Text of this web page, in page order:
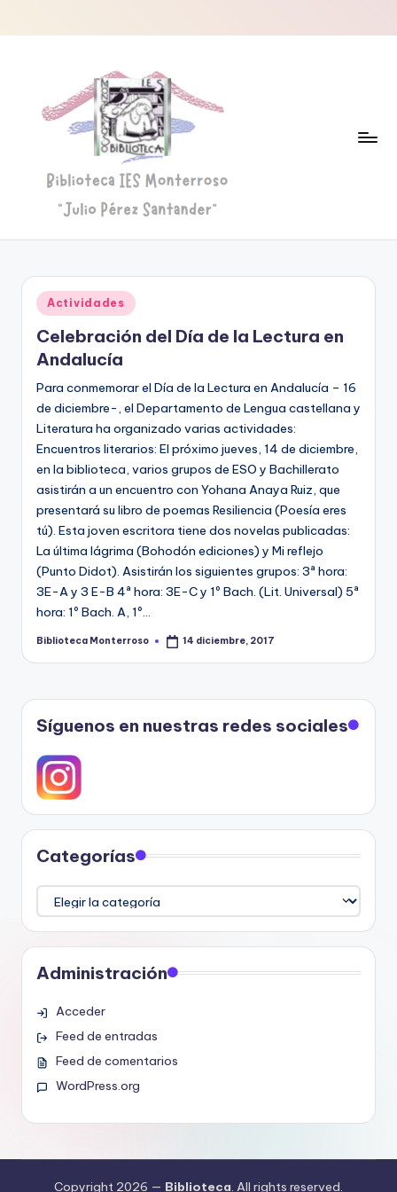
Saltar
b
li
o
t
e
c
a
Santander"
Publicado
en
Actividades
Celebración del Día de la Lectura en
Andalucía
Para conmemorar el Día de la Lectura en Andalucía – 16
de diciembre-, el Departamento de Lengua castellana y
Literatura ha organizado varias actividades:
Encuentros literarios: El próximo jueves, 14 de diciembre,
en la biblioteca, varios grupos de ESO y Bachillerato
asistirán a un encuentro con Yohana Anaya Ruiz, que
presentará su libro de poemas Resiliencia (Poesía eres
tú). Esta joven escritora tiene dos novelas publicadas:
La última lágrima (Bohodón ediciones) y Mi reflejo
(Punto Didot). Asistirán los siguientes grupos: 3ª hora:
3E-A y 3 E-B 4ª hora: 3E-C y 1º Bach. (Lit. Universal) 5ª
hora: 1º Bach. A, 1º…
Publicado
Biblioteca Monterroso 14 diciembre, 2017
Síguenos en nuestras redes sociales
Categorías
Categorías
Administración
Acceder
Feed de entradas
Feed de comentarios
WordPress.org
Copyright 2026 — Biblioteca. All rights reserved.